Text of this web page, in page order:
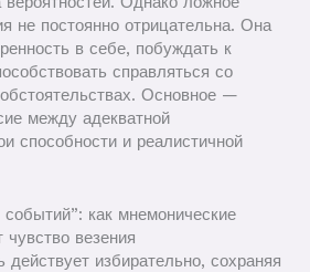
не постоянно отрицательна. Она
в себе, побуждать к
справляться со
Основное —
между адекватной
способности и реалистичной
как мнемонические
везения
действует избирательно, сохраняя